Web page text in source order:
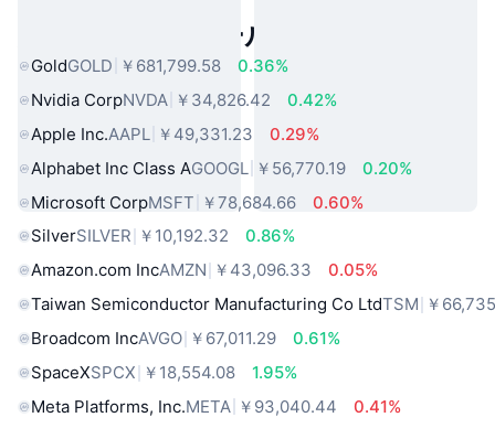
人気のリアルワールドアセット
GoldGOLD ￥681,799.58
0.36%
Nvidia CorpNVDA ￥34,826.42
0.42%
Apple Inc.AAPL ￥49,331.23
0.29%
Alphabet Inc Class AGOOGL ￥56,770.19
0.20%
Microsoft CorpMSFT ￥78,684.66
0.60%
SilverSILVER ￥10,192.32
0.86%
Amazon.com IncAMZN ￥43,096.33
0.05%
Taiwan Semiconductor Manufacturing Co LtdTSM ￥
Broadcom IncAVGO ￥67,011.29
0.61%
SpaceXSPCX ￥18,554.08
1.95%
Meta Platforms, Inc.META ￥93,040.44
0.41%